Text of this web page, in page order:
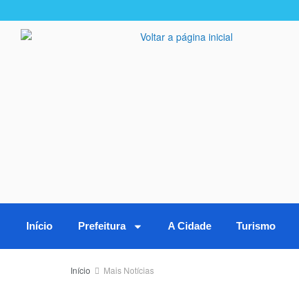
Início Prefeitura A Cidade Turismo
Início Mais Notícias